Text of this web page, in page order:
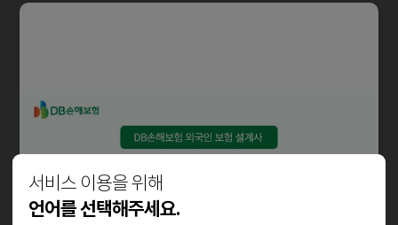
서비스 이용을 위해
언어를 선택해주세요.
우대 국적: 중국
선호 전공: 무관
우대 국적: 인도, 베트남, 인도네시아, 태국, 멕시코, 러시아
▶ Sales & Marketing / 디지털마케팅
글로벌 콘텐츠 모니터링 및 콘텐츠 아이디어 및 제작 방향 제안
법인/주요 거래선 국가들의 SNS 채널 분석